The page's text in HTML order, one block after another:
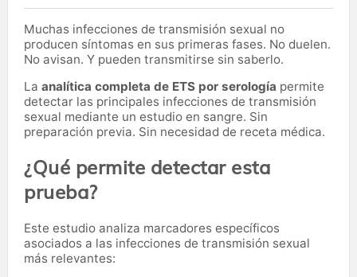
Muchas infecciones de transmisión sexual no
producen síntomas en sus primeras fases. No duelen.
No avisan. Y pueden transmitirse sin saberlo.
La analítica completa de ETS por serología permite
detectar las principales infecciones de transmisión
sexual mediante un estudio en sangre. Sin
preparación previa. Sin necesidad de receta médica.
¿Qué permite detectar esta
prueba?
Este estudio analiza marcadores específicos
asociados a las infecciones de transmisión sexual
más relevantes: